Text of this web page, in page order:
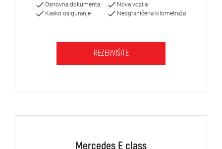
Osnovna dokumenta
Kasko osiguranje
Nova vozila
Neograničena kilometraža
REZERVIŠITE
Mercedes E class